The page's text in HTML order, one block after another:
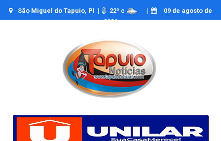
São Miguel do Tapuio, PI | 22º c |
09 de agosto de
2026